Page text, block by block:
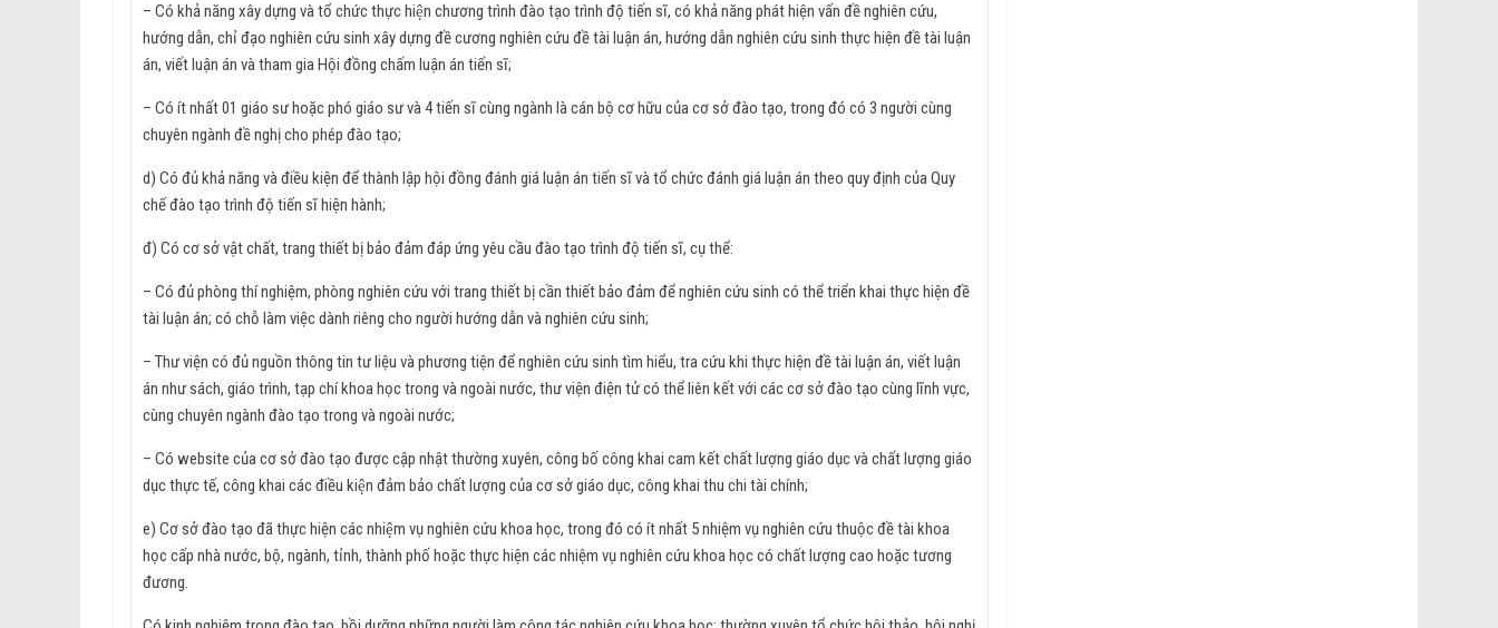
– Có khả năng xây dựng và tổ chức thực hiện chương trình đào tạo trình độ tiến sĩ, có khả năng phát hiện vấn đề nghiên cứu,
hướng dẫn, chỉ đạo nghiên cứu sinh xây dựng đề cương nghiên cứu đề tài luận án, hướng dẫn nghiên cứu sinh thực hiện đề tài luận
án, viết luận án và tham gia Hội đồng chấm luận án tiến sĩ;
– Có ít nhất 01 giáo sư hoặc phó giáo sư và 4 tiến sĩ cùng ngành là cán bộ cơ hữu của cơ sở đào tạo, trong đó có 3 người cùng
chuyên ngành đề nghị cho phép đào tạo;
d) Có đủ khả năng và điều kiện để thành lập hội đồng đánh giá luận án tiến sĩ và tổ chức đánh giá luận án theo quy định của Quy
chế đào tạo trình độ tiến sĩ hiện hành;
đ) Có cơ sở vật chất, trang thiết bị bảo đảm đáp ứng yêu cầu đào tạo trình độ tiến sĩ, cụ thể:
– Có đủ phòng thí nghiệm, phòng nghiên cứu với trang thiết bị cần thiết bảo đảm để nghiên cứu sinh có thể triển khai thực hiện đề
tài luận án; có chỗ làm việc dành riêng cho người hướng dẫn và nghiên cứu sinh;
– Thư viện có đủ nguồn thông tin tư liệu và phương tiện để nghiên cứu sinh tìm hiểu, tra cứu khi thực hiện đề tài luận án, viết luận
án như sách, giáo trình, tạp chí khoa học trong và ngoài nước, thư viện điện tử có thể liên kết với các cơ sở đào tạo cùng lĩnh vực,
cùng chuyên ngành đào tạo trong và ngoài nước;
– Có website của cơ sở đào tạo được cập nhật thường xuyên, công bố công khai cam kết chất lượng giáo dục và chất lượng giáo
dục thực tế, công khai các điều kiện đảm bảo chất lượng của cơ sở giáo dục, công khai thu chi tài chính;
e) Cơ sở đào tạo đã thực hiện các nhiệm vụ nghiên cứu khoa học, trong đó có ít nhất 5 nhiệm vụ nghiên cứu thuộc đề tài khoa
học cấp nhà nước, bộ, ngành, tỉnh, thành phố hoặc thực hiện các nhiệm vụ nghiên cứu khoa học có chất lượng cao hoặc tương
đương.